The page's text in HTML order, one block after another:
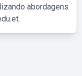
abordagens